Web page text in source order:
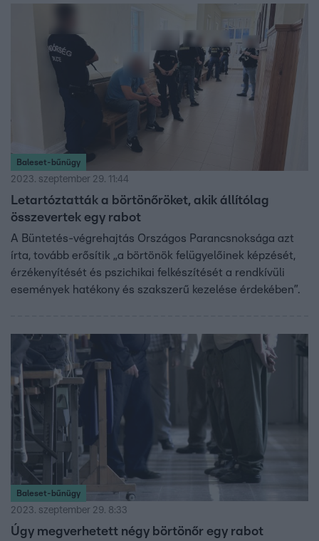
nagyjából 100 nap múlva szabadul az elítélt a tiszalöki
börtönből. Hogy a tiszalöki bűncselekményt rögzítette-e
kamera, nem tudni, az ügyészség közleménye alapján
azonban több szemtanúja lehetett a történteknek.
Baleset-bűnügy
2023. szeptember 29. 11:44
Letartóztatták a börtönőröket, akik állítólag
összevertek egy rabot
A Büntetés-végrehajtás Országos Parancsnoksága azt
írta, tovább erősítik „a börtönök felügyelőinek képzését,
érzékenyítését és pszichikai felkészítését a rendkívüli
események hatékony és szakszerű kezelése érdekében”.
Baleset-bűnügy
2023. szeptember 29. 8:33
Úgy megverhetett négy börtönőr egy rabot